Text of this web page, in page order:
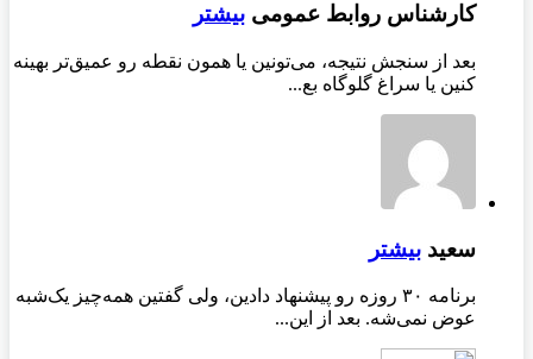
کارشناس روابط عمومی بیشتر
بعد از سنجش نتیجه، می‌تونین یا همون نقطه رو عمیق‌تر بهینه
کنین یا سراغ گلوگاه بع...
سعید بیشتر
برنامه ۳۰ روزه رو پیشنهاد دادین، ولی گفتین همه‌چیز یک‌شبه
عوض نمی‌شه. بعد از این...